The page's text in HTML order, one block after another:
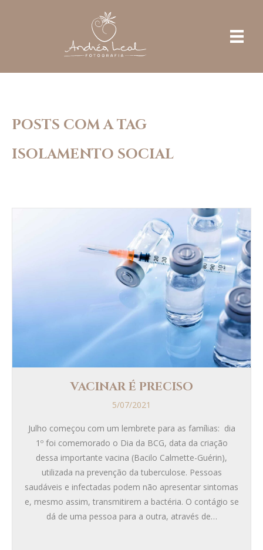
POSTS COM A TAG
ISOLAMENTO SOCIAL
VACINAR É PRECISO
5/07/2021
Julho começou com um lembrete para as famílias: dia
1º foi comemorado o Dia da BCG, data da criação
dessa importante vacina (Bacilo Calmette-Guérin),
utilizada na prevenção da tuberculose. Pessoas
saudáveis e infectadas podem não apresentar sintomas
e, mesmo assim, transmitirem a bactéria. O contágio se
dá de uma pessoa para a outra, através de…